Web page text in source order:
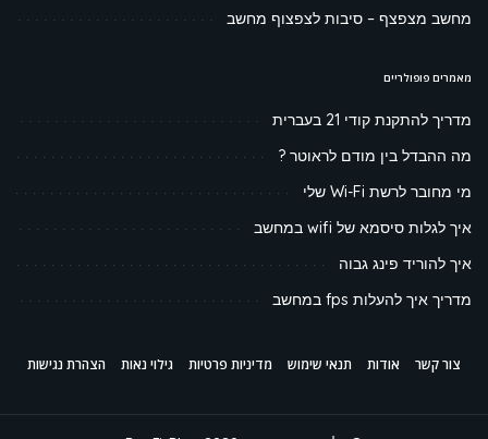
מחשב מצפצף – סיבות לצפצוף מחשב
מאמרים פופולריים
מדריך להתקנת קודי 21 בעברית
מה ההבדל בין מודם לראוטר ?
מי מחובר לרשת Wi-Fi שלי
איך לגלות סיסמא של wifi במחשב
איך להוריד פינג גבוה
מדריך איך להעלות fps במחשב
צור קשר אודות תנאי שימוש מדיניות פרטיות גילוי נאות הצהרת נגישות